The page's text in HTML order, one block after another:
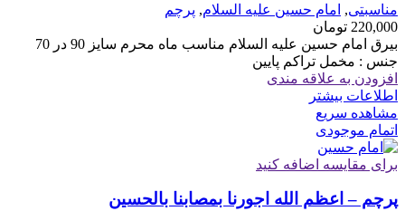
مناسبتی, امام حسین علیه السلام, پرچم
220,000 تومان
بیرق امام حسین علیه السلام مناسب ماه محرم سایز 90 در 70
جنس : مخمل تراکم پایین
افزودن به علاقه مندی
اطلاعات بیشتر
مشاهده سریع
اتمام موجودی
برای مقایسه اضافه کنید
پرچم – اعظم الله اجورنا بمصابنا بالحسین